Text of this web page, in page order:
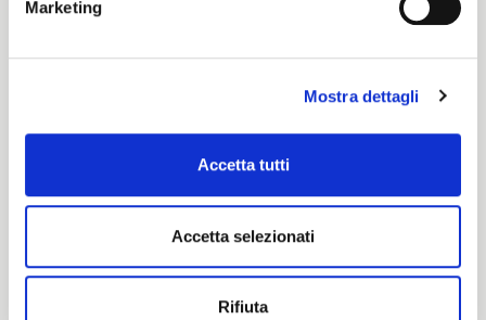
Marketing
Mostra dettagli
Accetta tutti
Accetta selezionati
Rifiuta
Caratteristiche e certificazioni